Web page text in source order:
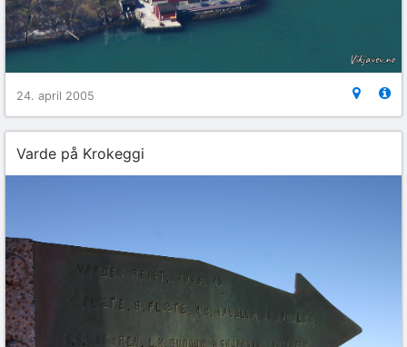
24. april 2005
Varde på Krokeggi